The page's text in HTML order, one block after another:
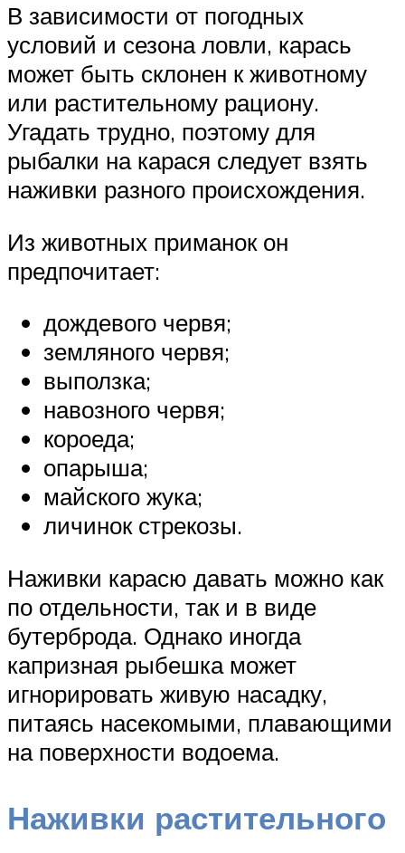
В зависимости от погодных
условий и сезона ловли, карась
может быть склонен к животному
или растительному рациону.
Угадать трудно, поэтому для
рыбалки на карася следует взять
наживки разного происхождения.
Из животных приманок он
предпочитает:
дождевого червя;
земляного червя;
выползка;
навозного червя;
короеда;
опарыша;
майского жука;
личинок стрекозы.
Наживки карасю давать можно как
по отдельности, так и в виде
бутерброда. Однако иногда
капризная рыбешка может
игнорировать живую насадку,
питаясь насекомыми, плавающими
на поверхности водоема.
Наживки растительного